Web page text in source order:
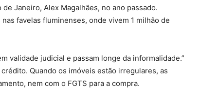
Janeiro, Alex Magalhães, no ano passado.
favelas fluminenses, onde vivem 1 milhão de
validade judicial e passam longe da informalidade.”
Quando os imóveis estão irregulares, as
nem com o FGTS para a compra.